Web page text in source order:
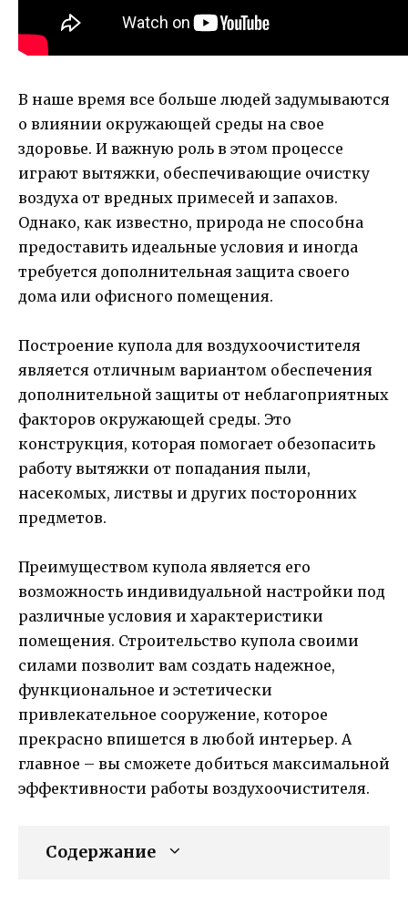
В наше время все больше людей задумываются
о влиянии окружающей среды на свое
здоровье. И важную роль в этом процессе
играют вытяжки, обеспечивающие очистку
воздуха от вредных примесей и запахов.
Однако, как известно, природа не способна
предоставить идеальные условия и иногда
требуется дополнительная защита своего
дома или офисного помещения.
Построение купола для воздухоочистителя
является отличным вариантом обеспечения
дополнительной защиты от неблагоприятных
факторов окружающей среды. Это
конструкция, которая помогает обезопасить
работу вытяжки от попадания пыли,
насекомых, листвы и других посторонних
предметов.
Преимуществом купола является его
возможность индивидуальной настройки под
различные условия и характеристики
помещения. Строительство купола своими
силами позволит вам создать надежное,
функциональное и эстетически
привлекательное сооружение, которое
прекрасно впишется в любой интерьер. А
главное – вы сможете добиться максимальной
эффективности работы воздухоочистителя.
Содержание